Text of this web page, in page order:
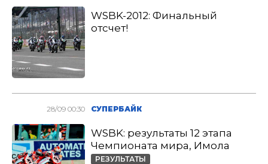
WSBK-2012: Финальный
отсчет!
28/09 00:30 СУПЕРБАЙК
WSBK: результаты 12 этапа
Чемпионата мира, Имола
РЕЗУЛЬТАТЫ